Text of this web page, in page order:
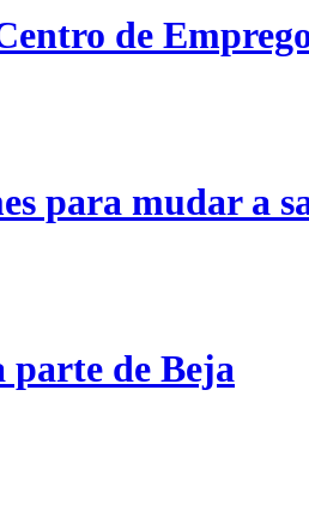
de
para mudar a
parte de Beja